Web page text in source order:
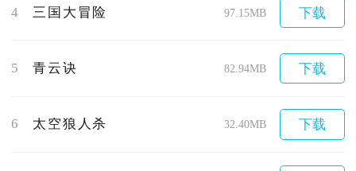
4 三国大冒险 97.15MB 下载
5 青云诀 82.94MB 下载
6 太空狼人杀 32.40MB 下载